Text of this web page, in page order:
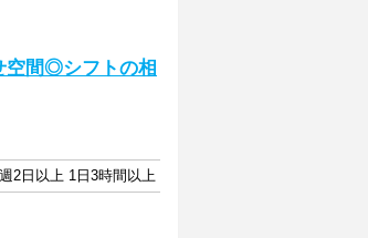
空間◎シフトの相
週2日以上 1日3時間以上